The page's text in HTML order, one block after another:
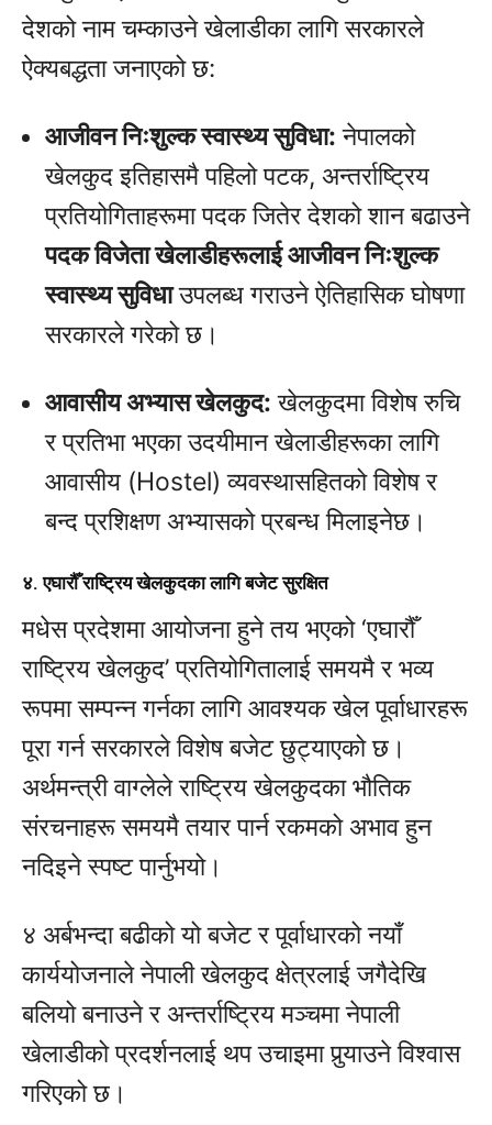
देशको नाम चम्काउने खेलाडीका लागि सरकारले
ऐक्यबद्धता जनाएको छ:
आजीवन निःशुल्क स्वास्थ्य सुविधा: नेपालको
खेलकुद इतिहासमै पहिलो पटक, अन्तर्राष्ट्रिय
प्रतियोगिताहरूमा पदक जितेर देशको शान बढाउने
पदक विजेता खेलाडीहरूलाई आजीवन निःशुल्क
स्वास्थ्य सुविधाउपलब्ध गराउने ऐतिहासिक घोषणा
सरकारले गरेको छ।
आवासीय अभ्यास खेलकुद: खेलकुदमा विशेष रुचि
र प्रतिभा भएका उदयीमान खेलाडीहरूका लागि
आवासीय (Hostel) व्यवस्थासहितको विशेष र
बन्द प्रशिक्षण अभ्यासको प्रबन्ध मिलाइनेछ।
४. एघारौँ राष्ट्रिय खेलकुदका लागि बजेट सुरक्षित
मधेस प्रदेशमा आयोजना हुने तय भएको ‘एघारौँ
राष्ट्रिय खेलकुद’ प्रतियोगितालाई समयमै र भव्य
रूपमा सम्पन्न गर्नका लागि आवश्यक खेल पूर्वाधारहरू
पूरा गर्न सरकारले विशेष बजेट छुट्याएको छ।
अर्थमन्त्री वाग्लेले राष्ट्रिय खेलकुदका भौतिक
संरचनाहरू समयमै तयार पार्न रकमको अभाव हुन
नदिइने स्पष्ट पार्नुभयो।
४ अर्बभन्दा बढीको यो बजेट र पूर्वाधारको नयाँ
कार्ययोजनाले नेपाली खेलकुद क्षेत्रलाई जगैदेखि
बलियो बनाउने र अन्तर्राष्ट्रिय मञ्चमा नेपाली
खेलाडीको प्रदर्शनलाई थप उचाइमा पुर्‍याउने विश्वास
गरिएको छ।